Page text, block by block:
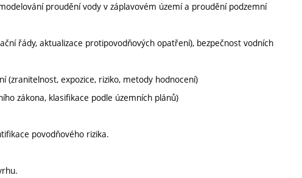
proudění vody v záplavovém území a proudění podzemní
řády, aktualizace protipovodňových opatření), bezpečnost vodních
(zranitelnost, expozice, riziko, metody hodnocení)
zákona, klasifikace podle územních plánů)
povodňového rizika.